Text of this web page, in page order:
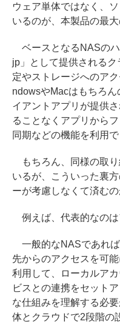
ウェア単体ではなく、
いるのが、本製品の最大
ベースとなるNASの
jp」として提供される
定やストレージへのア
ndowsやMacはもちろ
イアントアプリが提供
ることなくアプリから
同期などの機能を利用
もちろん、同様の取り
いるが、こういった裏
ーが考慮しなくて済む
例えば、代表的なのは
一般的なNASであれ
先からのアクセスを可
利用して、ローカルア
ビスとの連携をセット
な仕組みを理解する必
体とクラウドで2段階の